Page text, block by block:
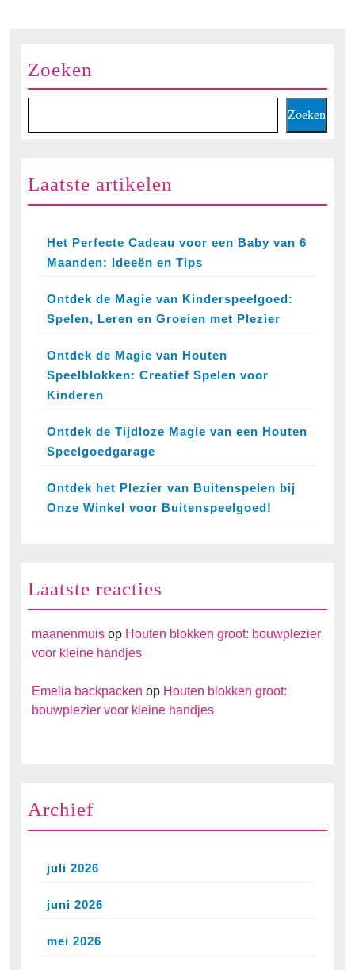
Speelplezier
Zoeken
Zoeken
Laatste artikelen
Het Perfecte Cadeau voor een Baby van 6
Maanden: Ideeën en Tips
Ontdek de Magie van Kinderspeelgoed:
Spelen, Leren en Groeien met Plezier
Ontdek de Magie van Houten
Speelblokken: Creatief Spelen voor
Kinderen
Ontdek de Tijdloze Magie van een Houten
Speelgoedgarage
Ontdek het Plezier van Buitenspelen bij
Onze Winkel voor Buitenspeelgoed!
Laatste reacties
maanenmuis op Houten blokken groot: bouwplezier
voor kleine handjes
Emelia backpacken op Houten blokken groot:
bouwplezier voor kleine handjes
Archief
juli 2026
juni 2026
mei 2026